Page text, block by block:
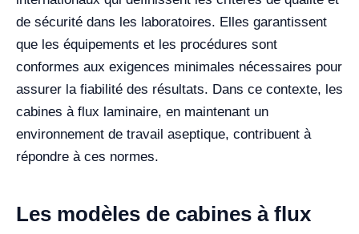
de sécurité dans les laboratoires. Elles garantissent
que les équipements et les procédures sont
conformes aux exigences minimales nécessaires pour
assurer la fiabilité des résultats. Dans ce contexte, les
cabines à flux laminaire, en maintenant un
environnement de travail aseptique, contribuent à
répondre à ces normes.
Les modèles de cabines à flux